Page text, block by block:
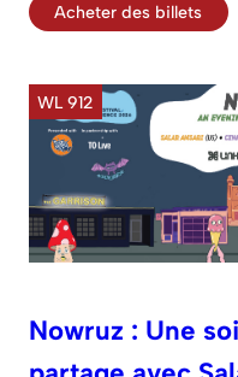
Acheter des billets
WL 912
Nowruz : Une